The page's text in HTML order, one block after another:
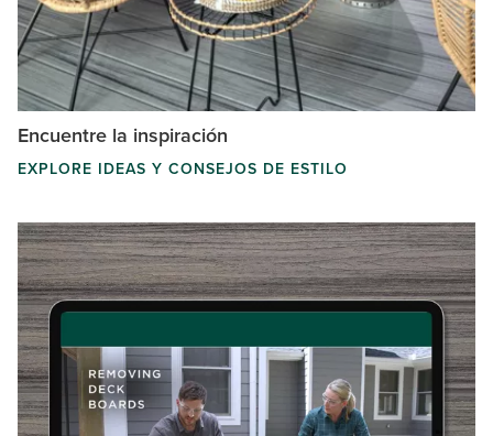
Encuentre la inspiración
EXPLORE IDEAS Y CONSEJOS DE ESTILO